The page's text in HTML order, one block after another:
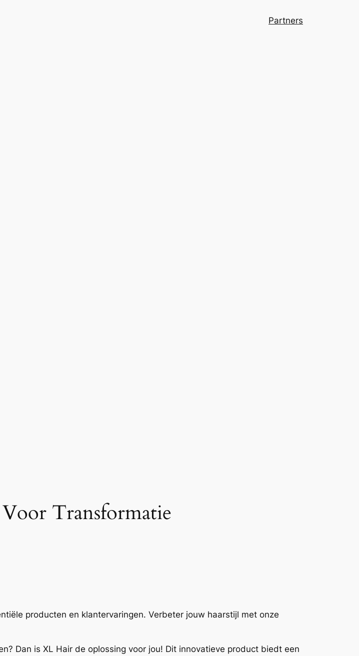
Partners
Transformatie
producten en klantervaringen. Verbeter jouw haarstijl met onze
Dan is XL Hair de oplossing voor jou! Dit innovatieve product biedt een